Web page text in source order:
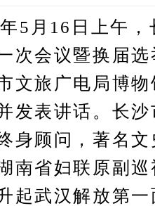
月16日上午，
次会议暨换届
文旅广电局博
发表讲话。长
身顾问，著名
南省妇联原副
起武汉解放第